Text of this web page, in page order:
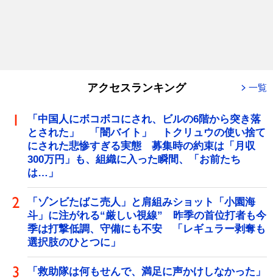
アクセスランキング 一覧
「中国人にボコボコにされ、ビルの6階から突き落
とされた」 「闇バイト」 トクリュウの使い捨て
にされた悲惨すぎる実態 募集時の約束は「月収
300万円」も、組織に入った瞬間、「お前たち
は…」
「ゾンビたばこ売人」と肩組みショット「小園海
斗」に注がれる“厳しい視線” 昨季の首位打者も今
季は打撃低調、守備にも不安 「レギュラー剥奪も
選択肢のひとつに」
「救助隊は何もせんで、満足に声かけしなかった」